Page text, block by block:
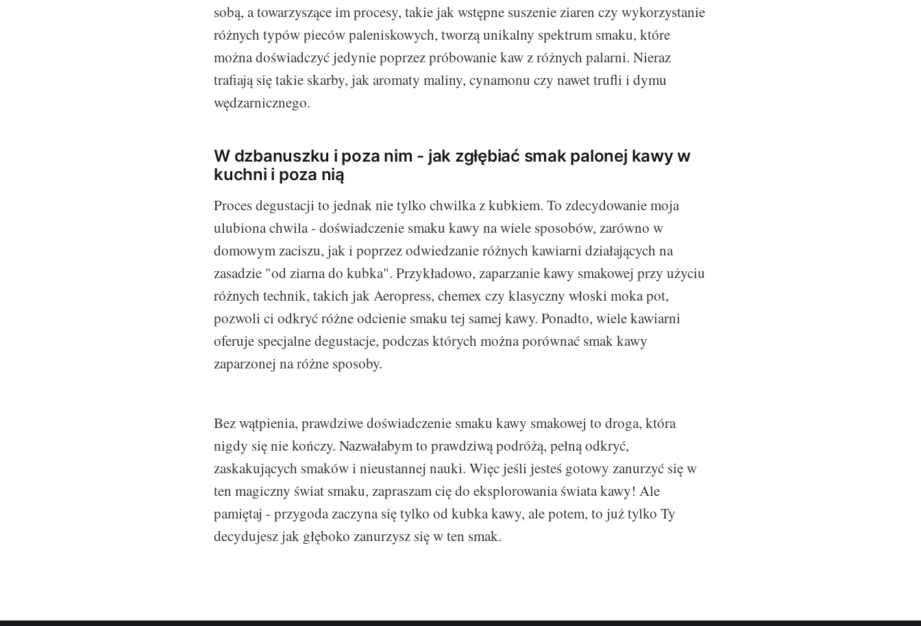
sobą, a towarzyszące im procesy, takie jak wstępne suszenie ziaren czy wykorzystanie
różnych typów pieców paleniskowych, tworzą unikalny spektrum smaku, które
można doświadczyć jedynie poprzez próbowanie kaw z różnych palarni. Nieraz
trafiają się takie skarby, jak aromaty maliny, cynamonu czy nawet trufli i dymu
wędzarnicznego.
W dzbanuszku i poza nim - jak zgłębiać smak palonej kawy w
kuchni i poza nią
Proces degustacji to jednak nie tylko chwilka z kubkiem. To zdecydowanie moja
ulubiona chwila - doświadczenie smaku kawy na wiele sposobów, zarówno w
domowym zaciszu, jak i poprzez odwiedzanie różnych kawiarni działających na
zasadzie "od ziarna do kubka". Przykładowo, zaparzanie kawy smakowej przy użyciu
różnych technik, takich jak Aeropress, chemex czy klasyczny włoski moka pot,
pozwoli ci odkryć różne odcienie smaku tej samej kawy. Ponadto, wiele kawiarni
oferuje specjalne degustacje, podczas których można porównać smak kawy
zaparzonej na różne sposoby.
Bez wątpienia, prawdziwe doświadczenie smaku kawy smakowej to droga, która
nigdy się nie kończy. Nazwałabym to prawdziwą podróżą, pełną odkryć,
zaskakujących smaków i nieustannej nauki. Więc jeśli jesteś gotowy zanurzyć się w
ten magiczny świat smaku, zapraszam cię do eksplorowania świata kawy! Ale
pamiętaj - przygoda zaczyna się tylko od kubka kawy, ale potem, to już tylko Ty
decydujesz jak głęboko zanurzysz się w ten smak.